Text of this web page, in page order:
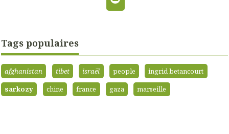
Tags populaires
afghanistan tibet israël people
ingrid betancourt
sarkozy
chine france gaza marseille